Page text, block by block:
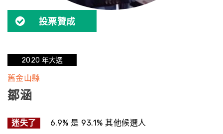
投票贊成
2020 年大選
舊金山縣
鄒涵
迷失了 6.9% 是 93.1% 其他候選人